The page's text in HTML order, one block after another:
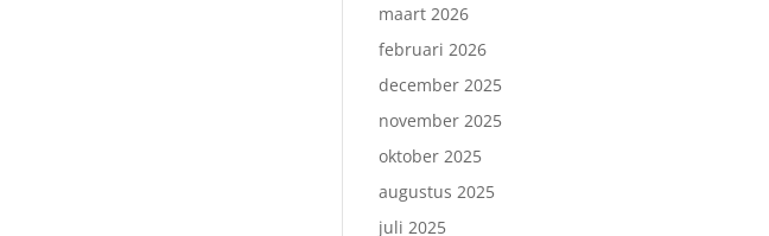
maart 2026
februari 2026
december 2025
november 2025
oktober 2025
augustus 2025
juli 2025